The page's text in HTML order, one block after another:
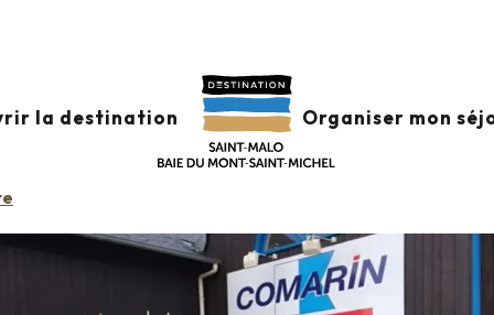
la destination Organiser mon